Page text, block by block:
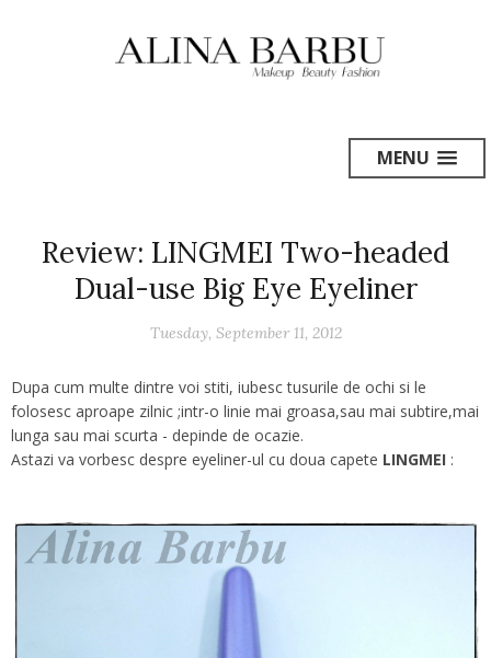
MENU
Review: LINGMEI Two-headed
Dual-use Big Eye Eyeliner
Tuesday, September 11, 2012
Dupa cum multe dintre voi stiti, iubesc tusurile de ochi si le
folosesc aproape zilnic ;intr-o linie mai groasa,sau mai subtire,mai
lunga sau mai scurta - depinde de ocazie.
Astazi va vorbesc despre eyeliner-ul cu doua capete LINGMEI :